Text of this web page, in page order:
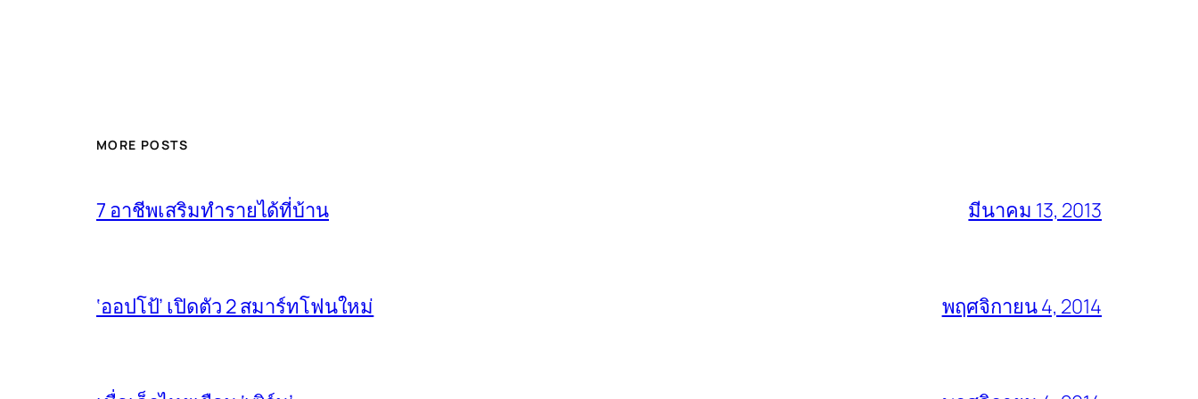
MORE POSTS
7 อาชีพเสริมทำรายได้ที่บ้าน มีนาคม 13, 2013
‘ออปโป้’ เปิดตัว 2 สมาร์ทโฟนใหม่ พฤศจิกายน 4, 2014